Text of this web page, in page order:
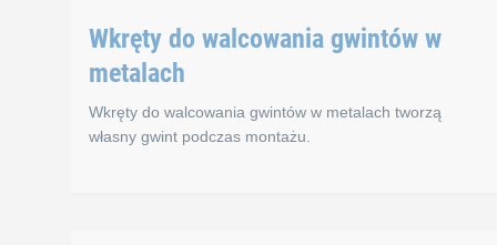
Wkręty do walcowania gwintów w
metalach
Wkręty do walcowania gwintów w metalach tworzą
własny gwint podczas montażu.